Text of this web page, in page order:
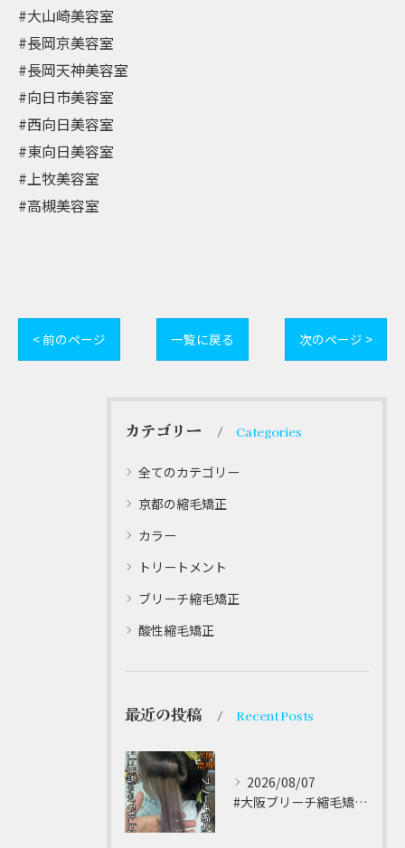
#大山崎美容室
#長岡京美容室
#長岡天神美容室
#向日市美容室
#西向日美容室
#東向日美容室
#上牧美容室
#高槻美容室
< 前のページ 一覧に戻る 次のページ >
カテゴリー Categories
全てのカテゴリー
京都の縮毛矯正
カラー
トリートメント
ブリーチ縮毛矯正
酸性縮毛矯正
最近の投稿 Recent Posts
2026/08/07
#大阪ブリーチ縮毛矯正 ⁡